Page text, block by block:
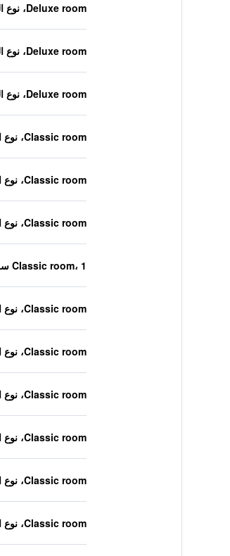
Deluxe room، نوع السرير غير معروف
Deluxe room، نوع السرير غير معروف
Deluxe room، نوع السرير غير معروف
Classic room، نوع السرير غير معروف
Classic room، نوع السرير غير معروف
Classic room، نوع السرير غير معروف
Classic room، 1 سرير توأم
Classic room، نوع السرير غير معروف
Classic room، نوع السرير غير معروف
Classic room، نوع السرير غير معروف
Classic room، نوع السرير غير معروف
Classic room، نوع السرير غير معروف
Classic room، نوع السرير غير معروف